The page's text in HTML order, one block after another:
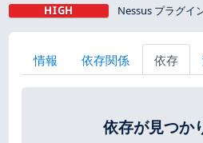
HIGH Nessus プラグイ
情報 依存関係 依存
依存が見つか